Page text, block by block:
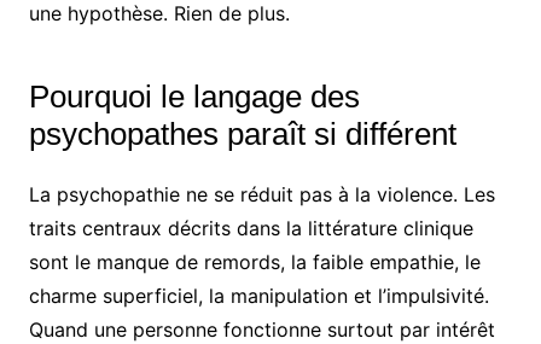
une hypothèse. Rien de plus.
Pourquoi le langage des
psychopathes paraît si différent
La psychopathie ne se réduit pas à la violence. Les
traits centraux décrits dans la littérature clinique
sont le manque de remords, la faible empathie, le
charme superficiel, la manipulation et l’impulsivité.
Quand une personne fonctionne surtout par intérêt